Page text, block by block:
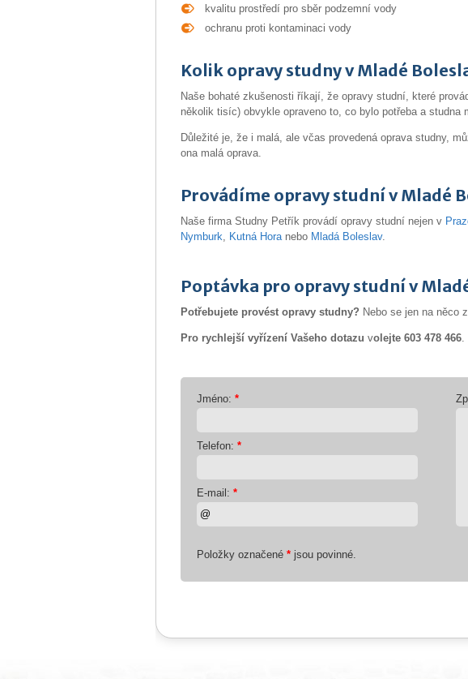
kvalitu prostředí pro sběr podzemní vody
ochranu proti kontaminaci vody
Kolik opravy studny v Mladé
Naše bohaté zkušenosti říkají, že opravy studní, které
několik tisíc) obvykle opraveno to, co bylo potřeba a studna
Důležité je, že i malá, ale včas provedená oprava studny,
ona malá oprava.
Provádíme opravy studní v Mladé
Naše firma Studny Petřík provádí opravy studní nejen v
Nymburk
Kutná Hora nebo Mladá Boleslav.
Poptávka pro opravy studní v
Potřebujete provést opravy studny? Nebo se jen na něco
Pro rychlejší vyřízení Vašeho dotazu volejte 603 478 466
Jméno: *
Telefon: *
E-mail: *
Položky označené * jsou povinné.